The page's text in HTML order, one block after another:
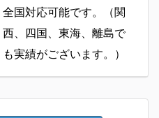
全国対応可能です。（関
西、四国、東海、離島で
も実績がございます。）